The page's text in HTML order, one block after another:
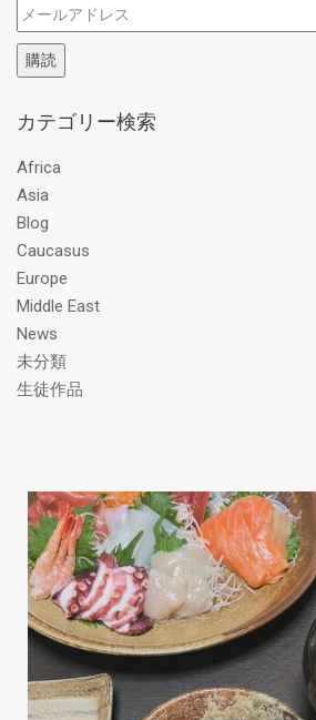
メ
ー
ル
ド
ス
購読
カテゴリー検索
Africa
Asia
Blog
Caucasus
Europe
Middle East
News
未分類
生徒作品